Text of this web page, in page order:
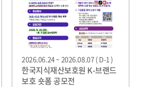
2026.06.24 ~ 2026.08.07 ( D-1 )
한국지식재산보호원 K-브랜드
보호 숏폼 공모전